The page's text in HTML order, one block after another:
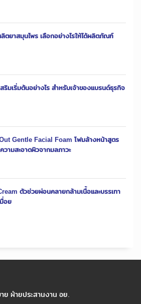
ตยาสมุนไพร เลือกอย่างไรให้ได้ผลิตภัณฑ์
ริมเริ่มต้นอย่างไร สำหรับเจ้าของแบรนด์ธุรกิจ
Gentle Facial Foam โฟมล้างหน้าสูตร
วามสะอาดผิวจากมลภาวะ
ตัวช่วยผ่อนคลายกล้ามเนื้อและบรรเทา
อย
ฝ่ายประสานงาน อย.